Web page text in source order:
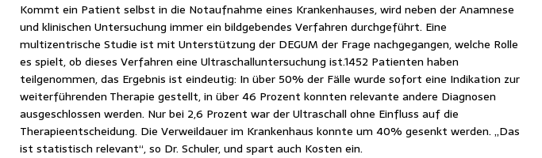
Kommt ein Patient selbst in die Notaufnahme eines Krankenhauses, wird neben der Anamnese
und klinischen Untersuchung immer ein bildgebendes Verfahren durchgeführt. Eine
multizentrische Studie ist mit Unterstützung der DEGUM der Frage nachgegangen, welche Rolle
es spielt, ob dieses Verfahren eine Ultraschalluntersuchung ist.1452 Patienten haben
teilgenommen, das Ergebnis ist eindeutig: In über 50% der Fälle wurde sofort eine Indikation zur
weiterführenden Therapie gestellt, in über 46 Prozent konnten relevante andere Diagnosen
ausgeschlossen werden. Nur bei 2,6 Prozent war der Ultraschall ohne Einfluss auf die
Therapieentscheidung. Die Verweildauer im Krankenhaus konnte um 40% gesenkt werden. „Das
ist statistisch relevant“, so Dr. Schuler, und spart auch Kosten ein.